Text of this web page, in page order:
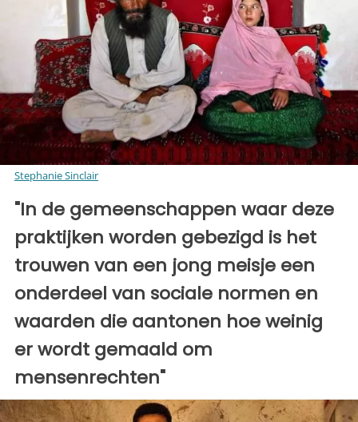
Stephanie Sinclair
"In de gemeenschappen waar deze
praktijken worden gebezigd is het
trouwen van een jong meisje een
onderdeel van sociale normen en
waarden die aantonen hoe weinig
er wordt gemaald om
mensenrechten"